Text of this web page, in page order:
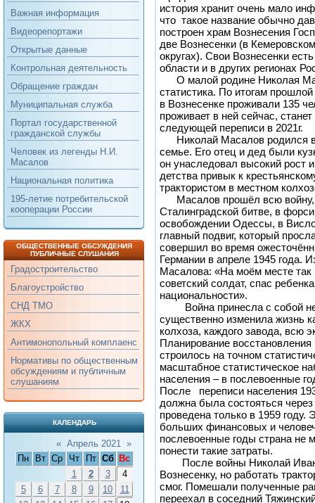
Важная информация
Видеорепортажи
Открытые данные
Контрольная деятельность
Обращение граждан
Муниципальная служба
Портал государственной
гражданской службы
Человек из легенды Н.И.
Масалов
Национальная политика
195-летие потребительской
кооперации России
ОБЩЕСТВЕННЫЕ ОБСУЖДЕНИЯ
ПУБЛИЧНЫЕ СЛУШАНИЯ
Градостроительство
Благоустройство
СНД ТМО
ЖКХ
Антимонопольный комплаенс
Нормативы по общественным
обсуждениям и публичным
слушаниям
КАЛЕНДАРЬ
« Апрель 2021 »
Пн
Вт Ср Чт Пт Сб
Вс
1
2 3
4
5
6 7 8 9 10
11
история хранит очень мало
что такое название обычно
построен храм Вознесения
две Вознесенки (в
округах). Свои Вознесенки
области и в других регионах
О малой родине Николая
статистика. По итогам
в Вознесенке проживали 135
проживает в ней сейчас,
следующей переписи в 2021г.
Николай Масалов родился в
семье. Его отец и дед были
он унаследовал высокий рост
детства привык к
трактористом в местном
Масалов прошёл всю войну,
Сталинградской битве, в
освобождении Одессы, в
главный подвиг, который
совершил во время
Германии в апреле 1945 года.
Масалова: «На моём месте
советский солдат, спас
национальности».
Война принесла с собой не
существенно изменила жизнь
колхоза, каждого завода, всю
Планирование восстановления
строилось на точном
масштабное статистическое
населения – в послевоенные
После переписи населения
должна была состояться
проведена только в 1959 году.
больших финансовых и
послевоенные годы страна не
понести такие затраты.
После войны Николай
Вознесенку, но работать
смог. Помешали полученные
переехал в соседний